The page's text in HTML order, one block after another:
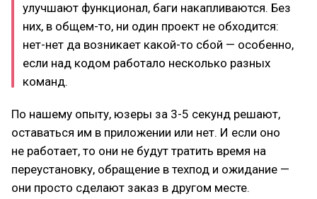
улучшают функционал, баги накапливаются. Без
них, в общем-то, ни один проект не обходится:
нет-нет да возникает какой-то сбой — особенно,
если над кодом работало несколько разных
команд.
По нашему опыту, юзеры за 3-5 секунд решают,
оставаться им в приложении или нет. И если оно
не работает, то они не будут тратить время на
переустановку, обращение в техпод и ожидание —
они просто сделают заказ в другом месте.